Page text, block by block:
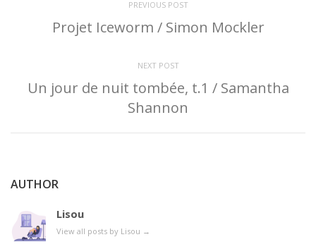
PREVIOUS POST
Projet Iceworm / Simon Mockler
NEXT POST
Un jour de nuit tombée, t.1 / Samantha
Shannon
AUTHOR
Lisou
View all posts by Lisou →